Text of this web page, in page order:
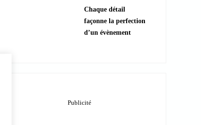
Chaque détail
façonne la perfection
d’un évènement